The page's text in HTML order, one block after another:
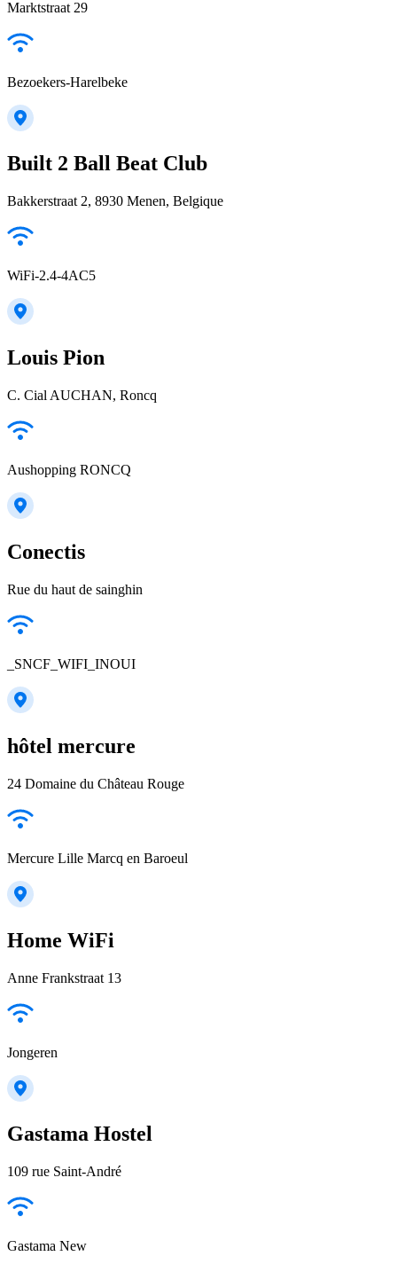
Marktstraat 29
Bezoekers-Harelbeke
Built 2 Ball Beat Club
Bakkerstraat 2, 8930 Menen, Belgique
WiFi-2.4-4AC5
Louis Pion
C. Cial AUCHAN, Roncq
Aushopping RONCQ
Conectis
Rue du haut de sainghin
_SNCF_WIFI_INOUI
hôtel mercure
24 Domaine du Château Rouge
Mercure Lille Marcq en Baroeul
Home WiFi
Anne Frankstraat 13
Jongeren
Gastama Hostel
109 rue Saint-André
Gastama New